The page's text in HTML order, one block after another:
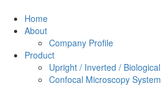
Home
About
Company Profile
Product
Upright / Inverted /
Confocal Microscopy System